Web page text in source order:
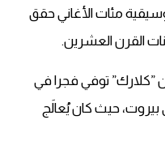
مئات الأغاني حقق
القرن العشرين.
”كلارك” توفي فجرا في
حيث كان يُعالَج